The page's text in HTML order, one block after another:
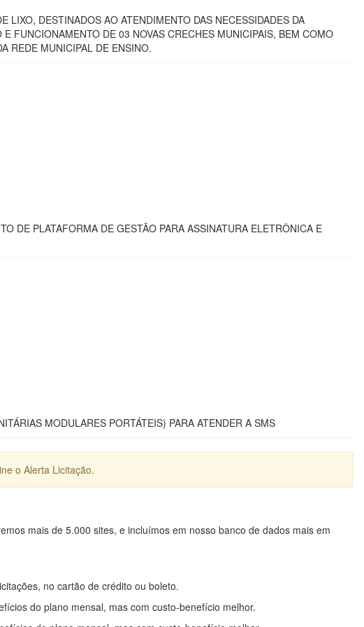
DESTINADOS AO ATENDIMENTO DAS NECESSIDADES DA
FUNCIONAMENTO DE 03 NOVAS CRECHES MUNICIPAIS, BEM COMO
REDE MUNICIPAL DE ENSINO.
DE PLATAFORMA DE GESTÃO PARA ASSINATURA ELETRÔNICA E
MODULARES PORTÁTEIS) PARA ATENDER A SMS
o Alerta Licitação.
mais de 5.000 sites, e incluímos em nosso banco de dados mais em
no cartão de crédito ou boleto.
do plano mensal, mas com custo-benefício melhor.